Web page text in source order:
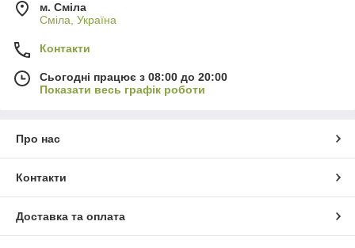
м. Сміла
Сміла, Україна
Контакти
Сьогодні працює з 08:00 до 20:00
Показати весь графік роботи
Про нас
Контакти
Доставка та оплата